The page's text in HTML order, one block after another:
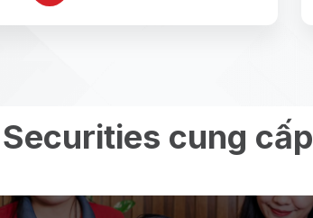
Securities cung cấp